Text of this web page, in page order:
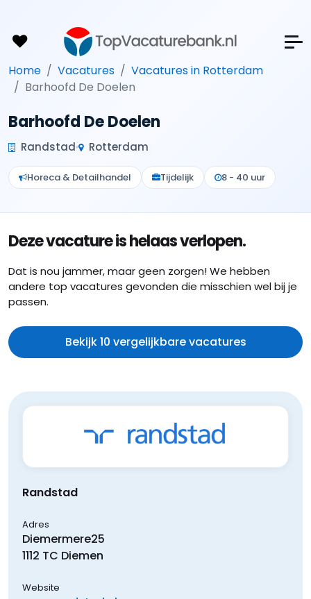
Home Vacatures
Vacatures in Rotterdam
Barhoofd De Doelen
Barhoofd De Doelen
Randstad Rotterdam
Horeca & Detailhandel Tijdelijk 8 - 40 uur
Deze vacature is helaas verlopen.
Dat is nou jammer, maar geen zorgen! We hebben
andere top vacatures gevonden die misschien wel bij je
passen.
Bekijk 10 vergelijkbare vacatures
Randstad
Adres
Diemermere25
1112 TC Diemen
Website